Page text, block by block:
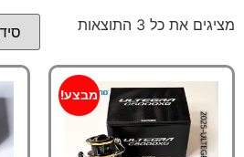
מציגים את כל ⁦3⁩ התוצאות
מבצע!